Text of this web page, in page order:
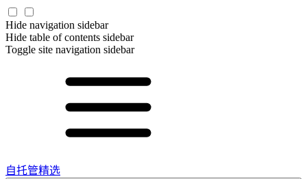
Hide navigation sidebar
Hide table of contents sidebar
Toggle site navigation sidebar
自托管精选